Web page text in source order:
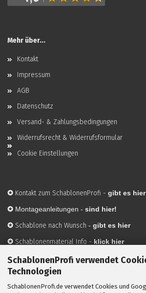
SchablonenProfi verwendet
Technologien
SchablonenProfi.de verwendet Cookies und
Mehr über...
Kontakt
Impressum
AGB
Datenschutz
Versand- & Zahlungsbedingungen
Widerrufsrecht & Widerrufsformular
Cookie Einstellungen
✪ Kontakt zum SchablonenProfi - gibt es hier
✪ Montageanleitungen - sind hier!
✪ Schablone nach Wunsch - gibt es hier
✪ Schablonenmaterial Info - klick hier
✪Hersteller-hier mehr Infos
Mit ✪ gekennzeichnete Bilder sind KI-